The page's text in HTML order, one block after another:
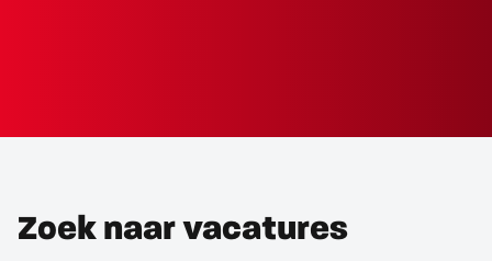
Zoek naar vacatures